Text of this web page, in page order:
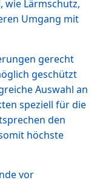
wie Lärmschutz,
Umgang mit
gerecht
geschützt
Auswahl an
speziell für die
den
höchste
vor